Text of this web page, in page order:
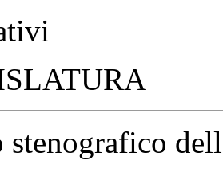
stenografico